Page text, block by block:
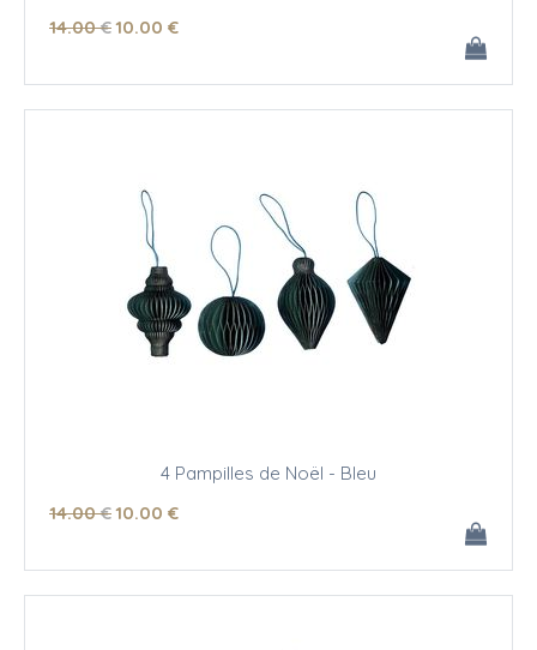
14.00 €10.00 €
4 Pampilles de Noël - Bleu
14.00 €10.00 €